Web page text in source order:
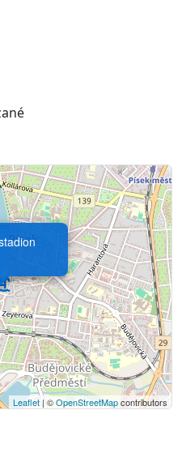
Leaflet| ©OpenStreetMapcontributors